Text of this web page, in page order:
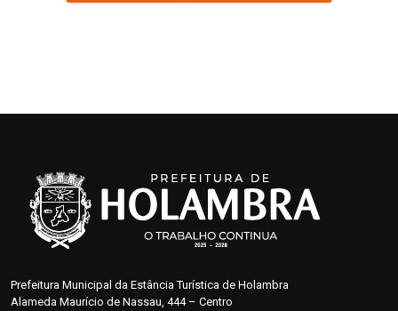
Prefeitura Municipal da Estância Turística de Holambra
Alameda Maurício de Nassau, 444 – Centro